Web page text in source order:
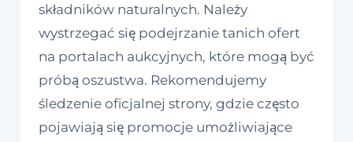
składników naturalnych. Należy
wystrzegać się podejrzanie tanich ofert
na portalach aukcyjnych, które mogą być
próbą oszustwa. Rekomendujemy
śledzenie oficjalnej strony, gdzie często
pojawiają się promocje umożliwiające